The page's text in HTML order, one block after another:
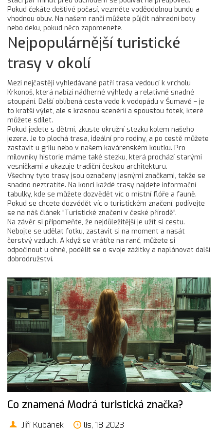
Pokud čekáte deštivé počasí, vezměte voděodolnou bundu a
vhodnou obuv. Na našem ranči můžete půjčit náhradní boty
nebo deku, pokud něco zapomenete.
Nejpopulárnější turistické
trasy v okolí
Mezi nejčastěji vyhledávané patří trasa vedoucí k vrcholu
Krkonoš, která nabízí nádherné výhledy a relativně snadné
stoupání. Další oblíbená cesta vede k vodopádu v Šumavě – je
to kratší výlet, ale s krásnou scenérií a spoustou fotek, které
můžete sdílet.
Pokud jedete s dětmi, zkuste okružní stezku kolem našeho
jezera. Je to plochá trasa, ideální pro rodiny, a po cestě můžete
zastavit u grilu nebo v našem kavárenském koutku. Pro
milovníky historie máme také stezku, která prochází starými
vesničkami a ukazuje tradiční českou architekturu.
Všechny tyto trasy jsou označeny jasnými značkami, takže se
snadno neztratíte. Na konci každé trasy najdete informační
tabulky, kde se můžete dozvědět víc o místní flóře a fauně.
Pokud se chcete dozvědět víc o turistickém značení, podívejte
se na náš článek "Turistické značení v české přírodě".
Na závěr si připomeňte, že nejdůležitější je užít si cestu.
Nebojte se udělat fotku, zastavit si na moment a nasát
čerstvý vzduch. A když se vrátíte na ranč, můžete si
odpočinout u ohně, podělit se o svoje zážitky a naplánovat další
dobrodružství.
Co znamená Modrá turistická značka?
Jiří Kubánek
lis, 18 2023